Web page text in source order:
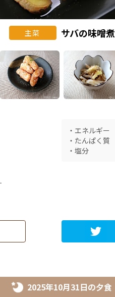
主菜 サバの味噌煮
・ エネルギー
・ たんぱく質
・ 塩分
2025年10月31日の夕食